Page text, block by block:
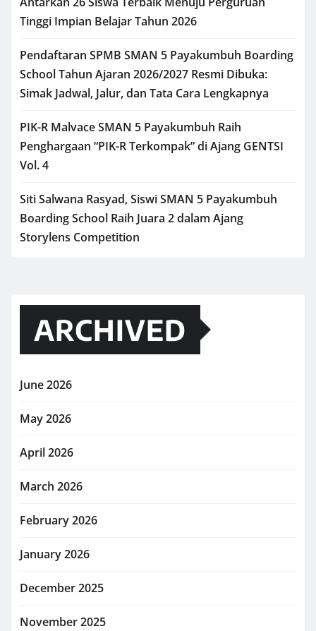
Tinggi Impian Belajar Tahun 2026
Pendaftaran SPMB SMAN 5 Payakumbuh Boarding
School Tahun Ajaran 2026/2027 Resmi Dibuka:
Simak Jadwal, Jalur, dan Tata Cara Lengkapnya
PIK-R Malvace SMAN 5 Payakumbuh Raih
Penghargaan “PIK-R Terkompak” di Ajang GENTSI
Vol. 4
Siti Salwana Rasyad, Siswi SMAN 5 Payakumbuh
Boarding School Raih Juara 2 dalam Ajang
Storylens Competition
ARCHIVED
June 2026
May 2026
April 2026
March 2026
February 2026
January 2026
December 2025
November 2025